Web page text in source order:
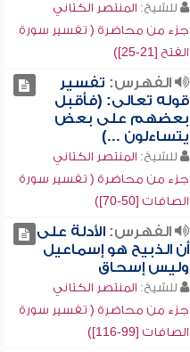
للشيخ: المنتصر الكتاني
جزء من محاضرة ( تفسير سورة
الفتح [21-25])
الفهرس: تفسير
قوله تعالى: (فأقبل
بعضهم على بعض
يتساءلون ...)
للشيخ: المنتصر الكتاني
جزء من محاضرة ( تفسير سورة
الصافات [50-70])
الفهرس:الأدلة على
أن الذبيح هو إسماعيل
وليس إسحاق
للشيخ: المنتصر الكتاني
جزء من محاضرة ( تفسير سورة
الصافات [99-116])